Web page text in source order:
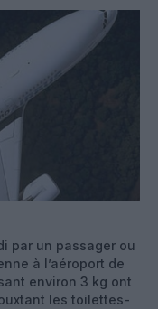
par un passager ou
à l’aéroport de
environ 3 kg ont
les toilettes-